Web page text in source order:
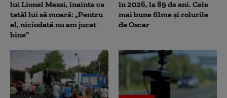
lui Lionel Messi, înainte ca
tatăl lui să moară: „Pentru
el, niciodată nu am jucat
bine”
în 2026, la 89 de ani. Cele
mai bune filme și rolurile
de Oscar